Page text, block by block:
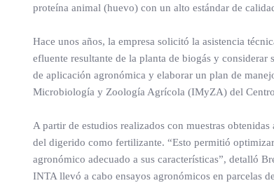
proteína animal (huevo) con un alto estándar de
Hace unos años, la empresa solicitó la asistencia
efluente resultante de la planta de biogás y
de aplicación agronómica y elaborar un plan de
Microbiología y Zoología Agrícola (IMyZA) del
A partir de estudios realizados con muestras
del digerido como fertilizante. “Esto permitió
agronómico adecuado a sus características”, detalló
INTA llevó a cabo ensayos agronómicos en parcelas